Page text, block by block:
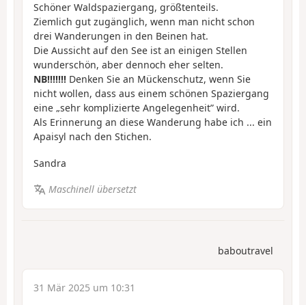
Schöner Waldspaziergang, größtenteils.
Ziemlich gut zugänglich, wenn man nicht schon
drei Wanderungen in den Beinen hat.
Die Aussicht auf den See ist an einigen Stellen
wunderschön, aber dennoch eher selten.
NB!!!!!!! Denken Sie an Mückenschutz, wenn Sie
nicht wollen, dass aus einem schönen Spaziergang
eine „sehr komplizierte Angelegenheit” wird.
Als Erinnerung an diese Wanderung habe ich ... ein
Apaisyl nach den Stichen.
Sandra
Maschinell übersetzt
baboutravel
31 Mär 2025 um 10:31